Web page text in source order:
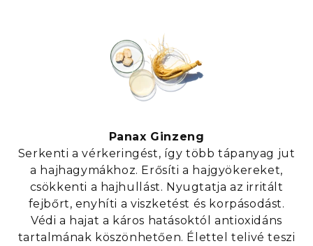
Panax Ginzeng
Serkenti a vérkeringést, így több tápanyag jut
a hajhagymákhoz. Erősíti a hajgyökereket,
csökkenti a hajhullást. Nyugtatja az irritált
fejbőrt, enyhíti a viszketést és korpásodást.
Védi a hajat a káros hatásoktól antioxidáns
tartalmának köszönhetően. Élettel telivé teszi